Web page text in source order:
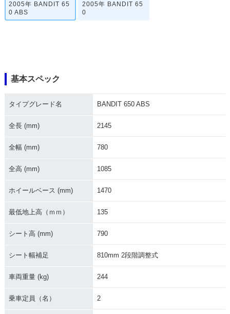
2005年 BANDIT 65
0 ABS
2005年 BANDIT 65
0
基本スペック
タイプグレード名 BANDIT 650 ABS
全長 (mm) 2145
全幅 (mm) 780
全高 (mm) 1085
ホイールベース (mm) 1470
最低地上高（ｍｍ） 135
シート高 (mm) 790
シート幅補足 810mm 2段階調整式
車両重量 (kg) 244
乗車定員（名） 2